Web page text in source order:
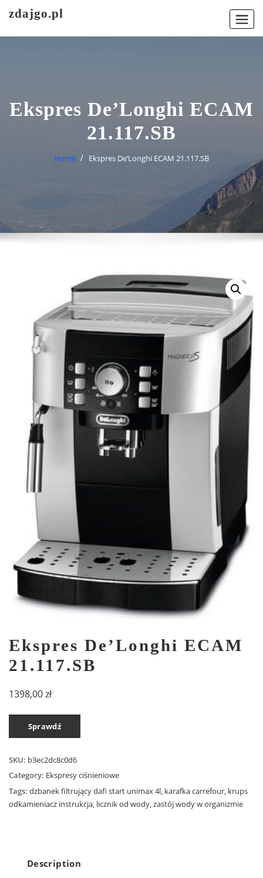
zdajgo.pl
Ekspres De’Longhi ECAM
21.117.SB
Home Ekspres De’Longhi ECAM 21.117.SB
Ekspres De’Longhi ECAM
21.117.SB
1398,00zł
Sprawdź
SKU: b3ec2dc8c0d6
Category: Ekspresy ciśnieniowe
Tags: dzbanek filtrujący dafi start unimax 4l karafka carrefour krups
odkamieniacz instrukcja licznik od wody zastój wody w organizmie
Description